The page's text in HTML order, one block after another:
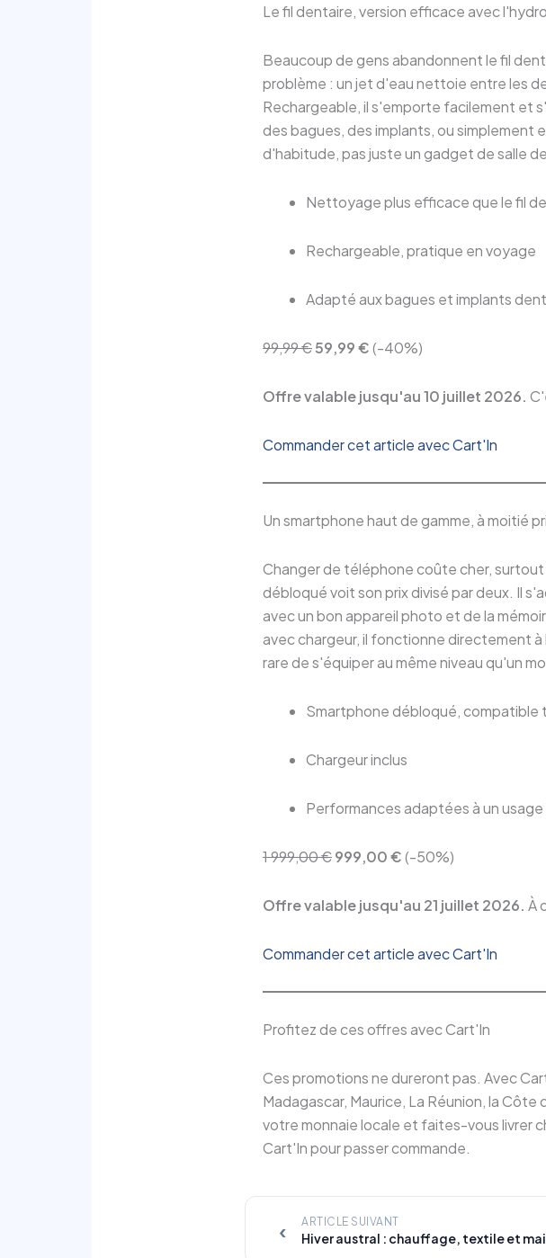
Le fil dentaire, version efficace avec
Beaucoup de gens abandonnent le fil
problème : un jet d'eau nettoie entre les
Rechargeable, il s'emporte facilement et
des bagues, des implants, ou
d'habitude, pas juste un gadget de salle
Nettoyage plus efficace que le fil
Rechargeable, pratique en voyage
Adapté aux bagues et implants
99,99 €59,99 €(-40%)
Offre valable jusqu'au 10 juillet 2026.
Commander cet article avec Cart'In
Un smartphone haut de gamme, à moitié
Changer de téléphone coûte cher,
débloqué voit son prix divisé par deux. Il
avec un bon appareil photo et de la
avec chargeur, il fonctionne directement
rare de s'équiper au même niveau qu'un
Smartphone débloqué, compatible
Chargeur inclus
Performances adaptées à un
1 999,00 €999,00 €(-50%)
Offre valable jusqu'au 21 juillet 2026. À
Commander cet article avec Cart'In
Profitez de ces offres avec Cart'In
Ces promotions ne dureront pas. Avec
Madagascar, Maurice, La Réunion, la
votre monnaie locale et faites-vous livrer
Cart'In pour passer commande.
‹ ARTICLE SUIVANT